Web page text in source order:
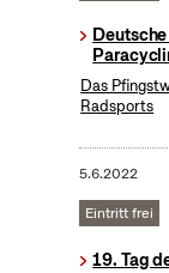
Das
Radsports
5.6.2022
Eintritt frei
19. Tag